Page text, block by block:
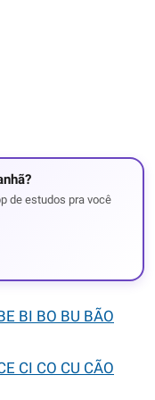
de estudos pra você
BI BO BU BÃO
CI CO CU CÃO